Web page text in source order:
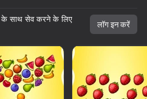
के साथ सेव करने के लिए
लॉग इन करें